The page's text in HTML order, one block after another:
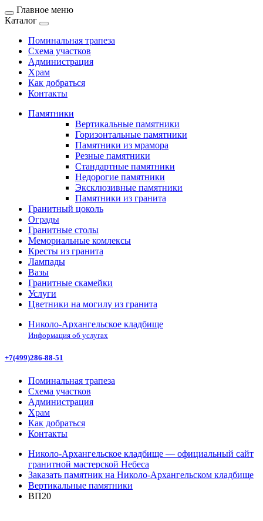
Главное меню
Каталог
Поминальная трапеза
Схема участков
Администрация
Храм
Как добраться
Контакты
Памятники
Вертикальные памятники
Горизонтальные памятники
Памятники из мрамора
Резные памятники
Стандартные памятники
Недорогие памятники
Эксклюзивные памятники
Памятники из гранита
Гранитный цоколь
Ограды
Гранитные столы
Мемориальные комлексы
Кресты из гранита
Лампады
Вазы
Гранитные скамейки
Услуги
Цветники на могилу из гранита
Николо-Архангельское кладбище
Информация об услугах
+7(499)286-88-51
Поминальная трапеза
Схема участков
Администрация
Храм
Как добраться
Контакты
Николо-Архангельское кладбище — официальный сайт
гранитной мастерской Небеса
Заказать памятник на Николо-Архангельском кладбище
Вертикальные памятники
ВП20